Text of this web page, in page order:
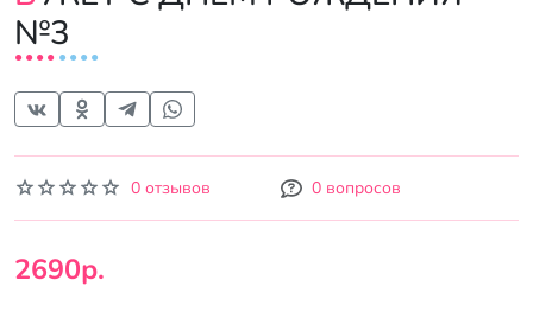
№3
0 отзывов 0 вопросов
2690р.